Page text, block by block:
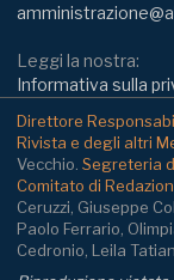
Leggi la nostra:
Informativa sulla
Direttore
Rivista e degli altri
Vecchio. Segreteria
Comitato di
Ceruzzi, Giuseppe
Paolo Ferrario,
Cedronio, Leila